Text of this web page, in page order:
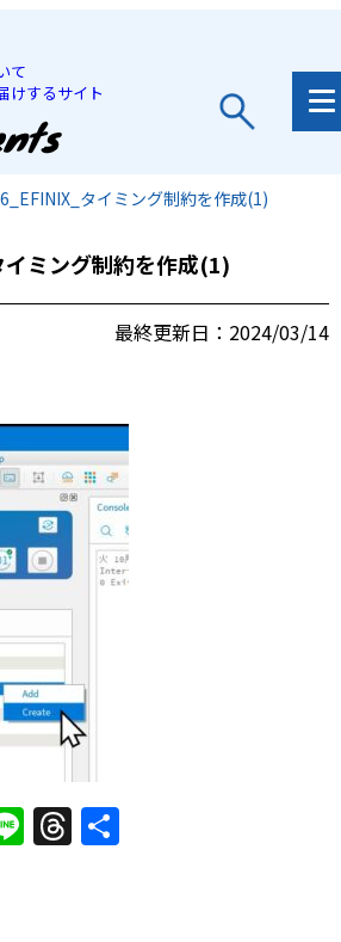
て
けするサイト
タイミング制約を作成(1)
ミング制約を作成(1)
最終更新日：2024/03/14
Li
n
T
h